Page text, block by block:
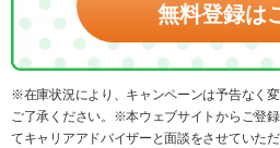
無料登録は
※在庫状況により、キャンペーンは予告なく
ご了承ください。※本ウェブサイトからご登
てキャリアアドバイザーと面談をさせていただ